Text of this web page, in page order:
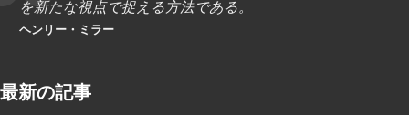
を新たな視点で捉える方法である。
ヘンリー・ミラー
最新の記事